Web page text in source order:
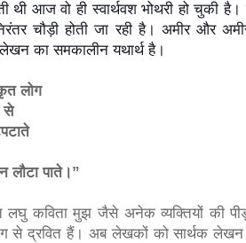
थी आज वो ही स्वार्थवश भोथरी हो चुकी
चौड़ी होती जा रही है। अमीर और
लेखन का समकालीन यथार्थ है।
लोग
से
लौटा पाते।”
लघु कविता मुझ जैसे अनेक व्यक्तियों की
से द्रवित हैं। अब लेखकों को सार्थक